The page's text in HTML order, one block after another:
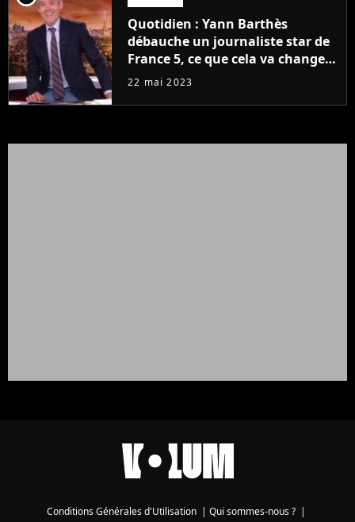
Quotidien : Yann Barthès
débauche un journaliste star de
France 5, ce que cela va changer
à la rentrée
22 mai 2023
Conditions Générales d'Utilisation Qui sommes-nous ?